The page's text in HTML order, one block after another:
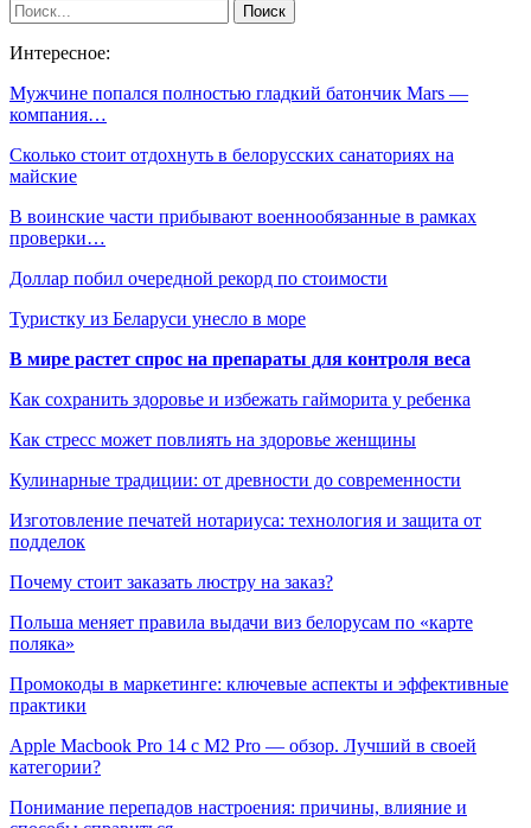
Интересное:
Мужчине попался полностью гладкий батончик Mars —
компания…
Сколько стоит отдохнуть в белорусских санаториях на
майские
В воинские части прибывают военнообязанные в рамках
проверки…
Доллар побил очередной рекорд по стоимости
Туристку из Беларуси унесло в море
В мире растет спрос на препараты для контроля веса
Как сохранить здоровье и избежать гайморита у ребенка
Как стресс может повлиять на здоровье женщины
Кулинарные традиции: от древности до современности
Изготовление печатей нотариуса: технология и защита от
подделок
Почему стоит заказать люстру на заказ?
Польша меняет правила выдачи виз белорусам по «карте
поляка»
Промокоды в маркетинге: ключевые аспекты и эффективные
практики
Apple Macbook Pro 14 с M2 Pro — обзор. Лучший в своей
категории?
Понимание перепадов настроения: причины, влияние и